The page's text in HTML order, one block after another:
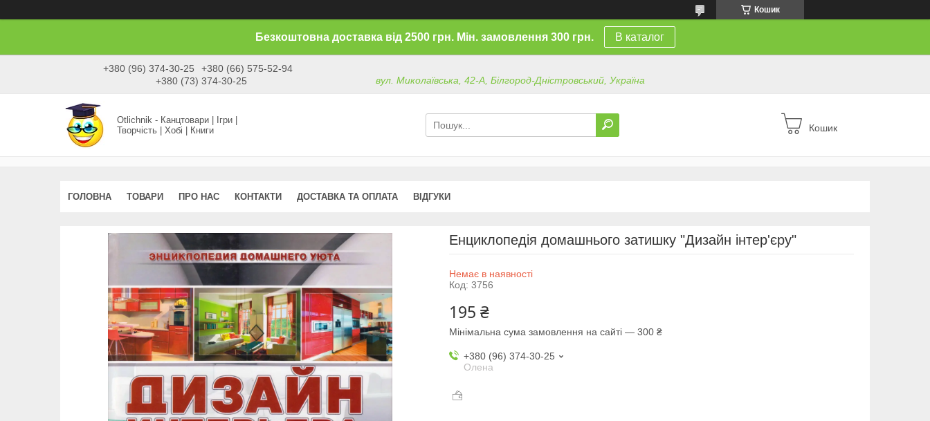
Кошик
Безкоштовна доставка від 2500 грн. Мін. замовлення 300 грн. В каталог
+380 (96) 374-30-25
+380 (66) 575-52-94
+380 (73) 374-30-25
вул. Миколаївська, 42-А, Білгород-Дністровський, Україна
Otlichnik - Канцтовари | Ігри |
Творчість | Хобі | Книги
Кошик
ГОЛОВНА ТОВАРИ ПРО НАС КОНТАКТИ ДОСТАВКА ТА ОПЛАТА ВІДГУКИ
Енциклопедія домашнього затишку "Дизайн інтер'єру"
Немає в наявності
Код: 3756
195 ₴
Мінімальна сума замовлення на сайті — 300 ₴
+380 (96) 374-30-25
Олена